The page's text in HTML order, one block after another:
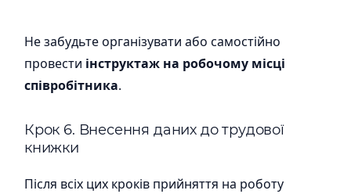
Не забудьте організувати або самостійно
провести інструктаж на робочому місці
співробітника.
Крок 6. Внесення даних до трудової
книжки
Після всіх цих кроків прийняття на роботу